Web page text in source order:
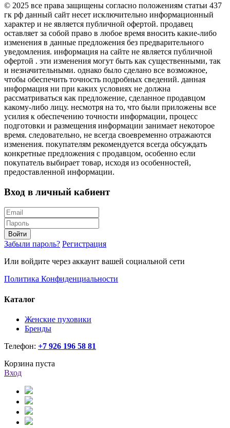
© 2025 все права защищены согласно положениям статьи 437
гк рф данный сайт несет исключительно информационный
характер и не является публичной офертой. продавец
оставляет за собой право в любое время вносить какие-либо
изменения в данные предложения без предварительного
уведомления. информация на сайте не является публичной
офертой . эти изменения могут быть как существенными, так
и незначительными. однако было сделано все возможное,
чтобы обеспечить точность подробных сведений. данная
информация ни при каких условиях не должна
рассматриваться как предложение, сделанное продавцом
какому-либо лицу. несмотря на то, что были приложены все
усилия к обеспечению точности информации, процесс
подготовки и размещения информации занимает некоторое
время. следовательно, не всегда своевременно отражаются
изменения. покупателям рекомендуется всегда обсуждать
конкретные предложения с продавцом, особенно если
покупатель выбирает товар, исходя из особенностей,
предоставленной информации.
Вход в личный кабиент
Войти
Забыли пароль? Регистрация
Или войдите через аккаунт вашей социальной сети
Политика Конфиденциальности
Каталог
Женские пуховики
Бренды
Телефон: +7 926 196 58 81
Корзина пуста
Вход